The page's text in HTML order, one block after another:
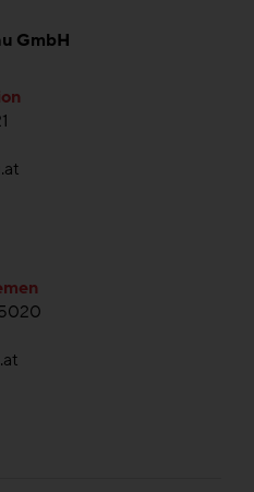
GmbH